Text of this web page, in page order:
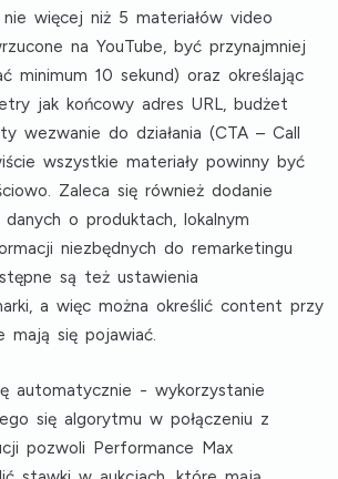
więcej niż 5 materiałów video
na YouTube, być przynajmniej
minimum 10 sekund) oraz określając
jak końcowy adres URL, budżet
wezwanie do działania (CTA – Call
wszystkie materiały powinny być
Zaleca się również dodanie
o produktach, lokalnym
niezbędnych do remarketingu
są też ustawienia
a więc można określić content przy
mają się pojawiać.
automatycznie - wykorzystanie
się algorytmu w połączeniu z
pozwoli Performance Max